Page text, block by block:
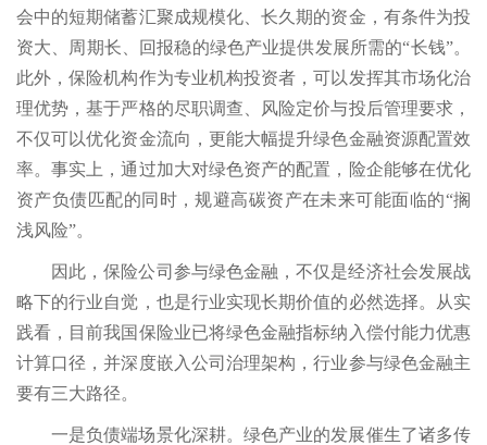
会中的短期储蓄汇聚成规模化、长久期的资金，有条件为投
资大、周期长、回报稳的绿色产业提供发展所需的“长钱”。
此外，保险机构作为专业机构投资者，可以发挥其市场化治
理优势，基于严格的尽职调查、风险定价与投后管理要求，
不仅可以优化资金流向，更能大幅提升绿色金融资源配置效
率。事实上，通过加大对绿色资产的配置，险企能够在优化
资产负债匹配的同时，规避高碳资产在未来可能面临的“搁
浅风险”。
因此，保险公司参与绿色金融，不仅是经济社会发展战
略下的行业自觉，也是行业实现长期价值的必然选择。从实
践看，目前我国保险业已将绿色金融指标纳入偿付能力优惠
计算口径，并深度嵌入公司治理架构，行业参与绿色金融主
要有三大路径。
一是负债端场景化深耕。绿色产业的发展催生了诸多传